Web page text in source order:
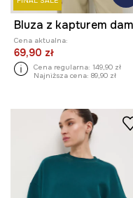
Cena aktualna:
69,90 zł
Cena regularna: 149,90 zł
Najniższa cena: 89,90 zł